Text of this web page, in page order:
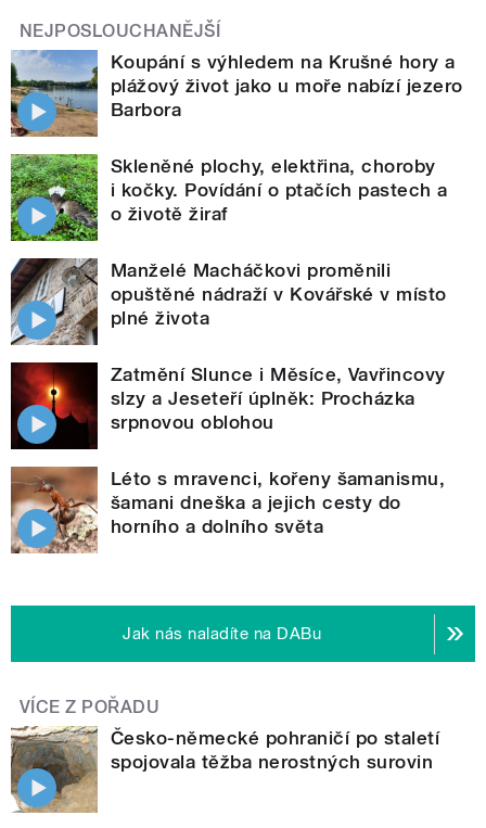
NEJPOSLOUCHANĚJŠÍ
Koupání s výhledem na Krušné hory a
plážový život jako u moře nabízí jezero
Barbora
Skleněné plochy, elektřina, choroby
i kočky. Povídání o ptačích pastech a
o životě žiraf
Manželé Macháčkovi proměnili
opuštěné nádraží v Kovářské v místo
plné života
Zatmění Slunce i Měsíce, Vavřincovy
slzy a Jeseteří úplněk: Procházka
srpnovou oblohou
Léto s mravenci, kořeny šamanismu,
šamani dneška a jejich cesty do
horního a dolního světa
Jak nás naladíte na DABu
VÍCE Z POŘADU
Česko-německé pohraničí po staletí
spojovala těžba nerostných surovin